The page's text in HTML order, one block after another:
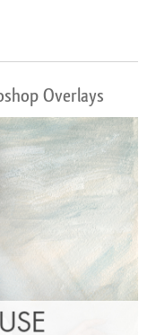
Overlays